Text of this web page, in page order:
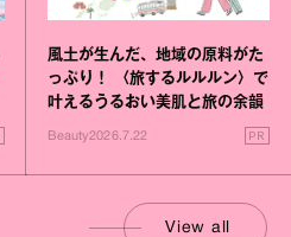
風土が生んだ、地域の原料がた
っぷり！ 〈旅するルルルン〉で
叶えるうるおい美肌と旅の余韻
Beauty2026.7.22 PR
View all